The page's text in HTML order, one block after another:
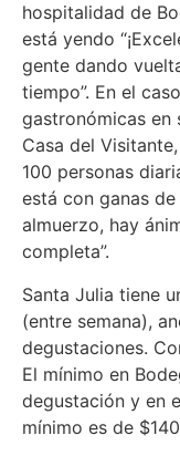
hospitalidad de
está yendo
gente dando
tiempo”. En el
gastronómicas en
Casa del
100 personas
está con ganas
almuerzo, hay
completa”.
Santa Julia tiene
(entre semana),
degustaciones.
El mínimo en
degustación y en
mínimo es de